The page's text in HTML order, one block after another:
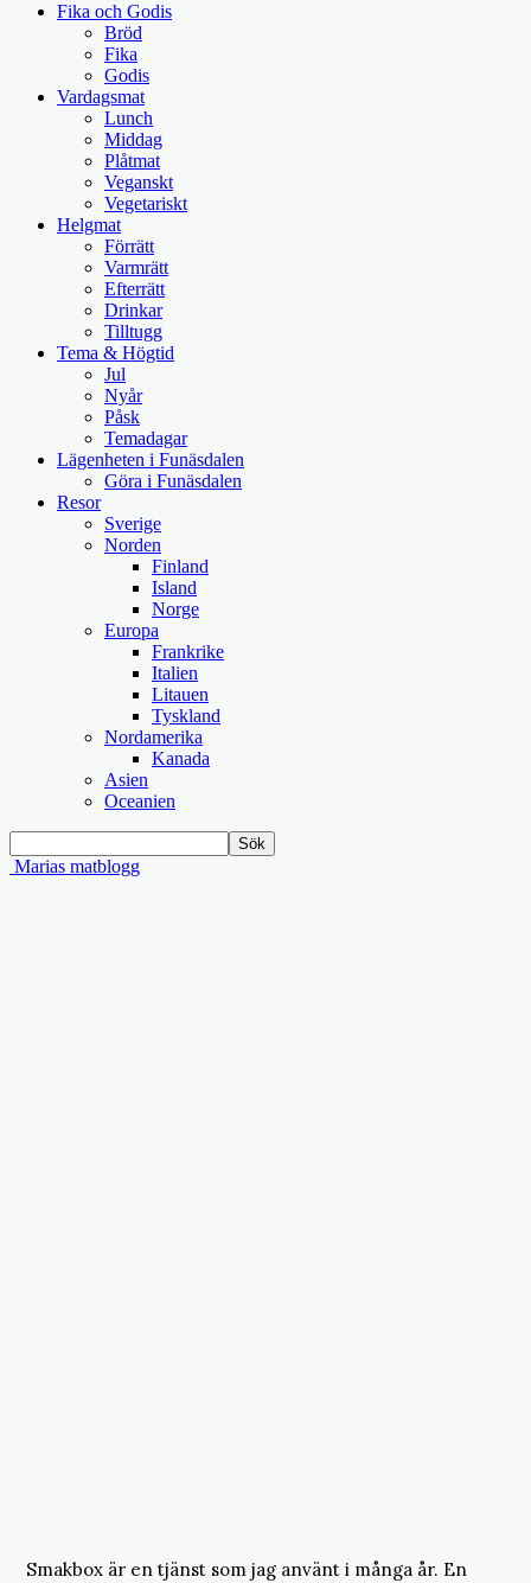
Fika och Godis
Bröd
Fika
Godis
Vardagsmat
Lunch
Middag
Plåtmat
Veganskt
Vegetariskt
Helgmat
Förrätt
Varmrätt
Efterrätt
Drinkar
Tilltugg
Tema & Högtid
Jul
Nyår
Påsk
Temadagar
Lägenheten i Funäsdalen
Göra i Funäsdalen
Resor
Sverige
Norden
Finland
Island
Norge
Europa
Frankrike
Italien
Litauen
Tyskland
Nordamerika
Kanada
Asien
Oceanien
Marias matblogg
Smakbox är en tjänst som jag använt i många år. En